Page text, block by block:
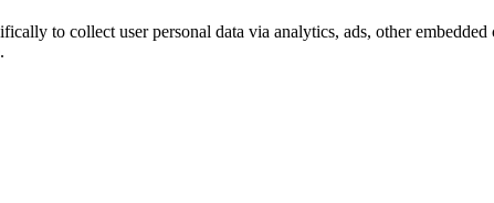
to collect user personal data via analytics, ads, other embedded